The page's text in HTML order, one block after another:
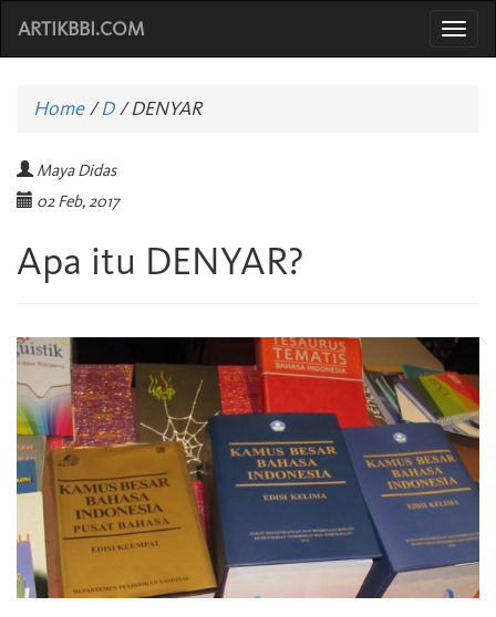
ARTIKBBI.COM
Home/D /DENYAR
Maya Didas
02 Feb, 2017
Apa itu DENYAR?